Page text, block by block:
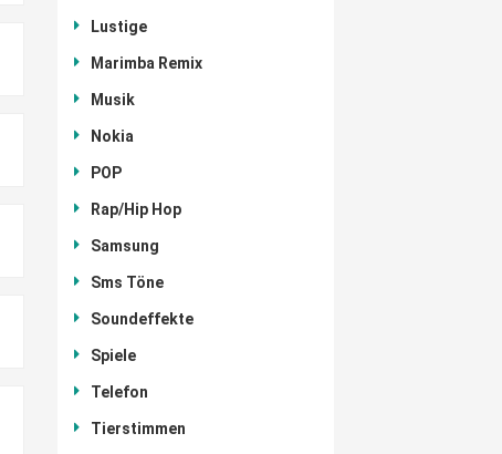
Lustige
Marimba Remix
Musik
Nokia
POP
Rap/Hip Hop
Samsung
Sms Töne
Soundeffekte
Spiele
Telefon
Tierstimmen